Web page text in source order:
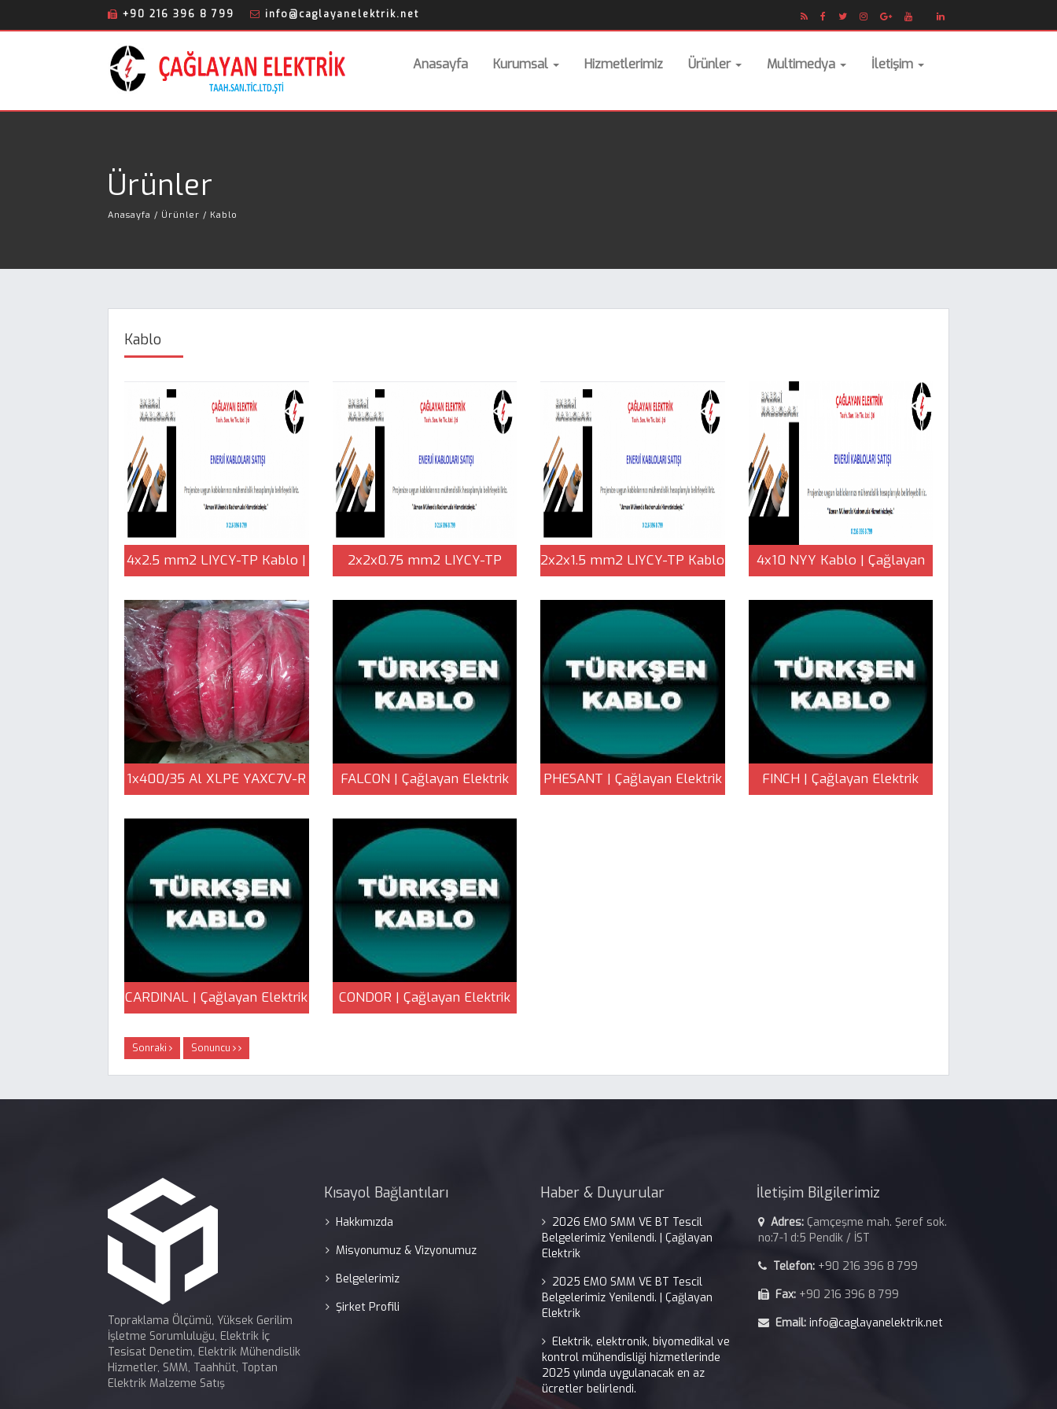
+90 216 396 8 799 info@caglayanelektrik.net
Anasayfa Kurumsal Hizmetlerimiz Ürünler Multimedya İletişim
Ürünler
Anasayfa / Ürünler / Kablo
Kablo
4x2.5 mm2 LIYCY-TP Kablo |
2x2x0.75 mm2 LIYCY-TP
2x2x1.5 mm2 LIYCY-TP Kablo
4x10 NYY Kablo | Çağlayan
1x400/35 Al XLPE YAXC7V-R
FALCON | Çağlayan Elektrik PHESANT | Çağlayan Elektrik FINCH | Çağlayan Elektrik
CARDINAL | Çağlayan Elektrik CONDOR | Çağlayan Elektrik
Sonraki Sonuncu
Topraklama Ölçümü, Yüksek Gerilim
İşletme Sorumluluğu, Elektrik İç
Tesisat Denetim, Elektrik Mühendislik
Hizmetler, SMM, Taahhüt, Toptan
Elektrik Malzeme Satış
Kısayol Bağlantıları
Hakkımızda
Misyonumuz & Vizyonumuz
Belgelerimiz
Şirket Profili
Haber & Duyurular
2026 EMO SMM VE BT Tescil
Belgelerimiz Yenilendi. | Çağlayan
Elektrik
2025 EMO SMM VE BT Tescil
Belgelerimiz Yenilendi. | Çağlayan
Elektrik
Elektrik, elektronik, biyomedikal ve
kontrol mühendisliği hizmetlerinde
2025 yılında uygulanacak en az
ücretler belirlendi.
İletişim Bilgilerimiz
Adres: Çamçeşme mah. Şeref sok.
no:7-1 d:5 Pendik / İST
Telefon: +90 216 396 8 799
Fax: +90 216 396 8 799
Email: info@caglayanelektrik.net